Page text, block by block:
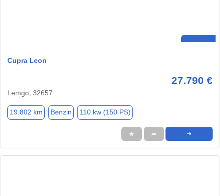
Cupra Leon
27.790 €
Lemgo, 32657
19.802 km Benzin 110 kw (150 PS)
★ ➦ ➜